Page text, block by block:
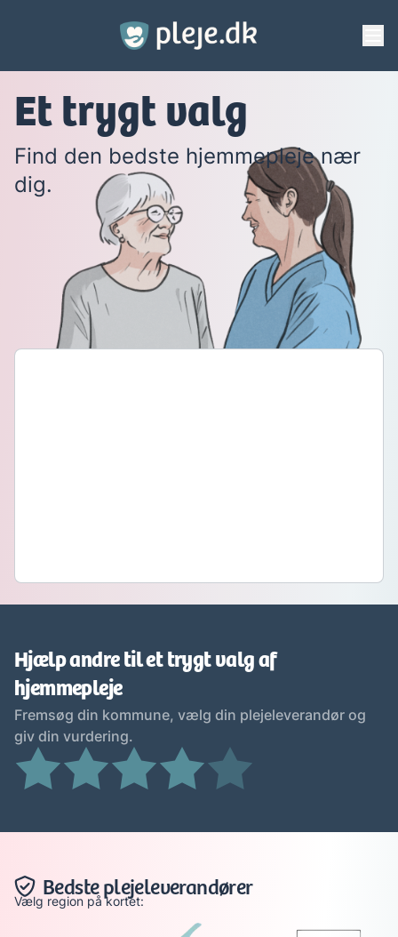
Et trygt valg
Find den bedste hjemmepleje nær
dig.
Hjælp andre til et trygt valg af
hjemmepleje
Fremsøg din kommune, vælg din plejeleverandør og
giv din vurdering.
Bedste plejeleverandører
Vælg region på kortet: